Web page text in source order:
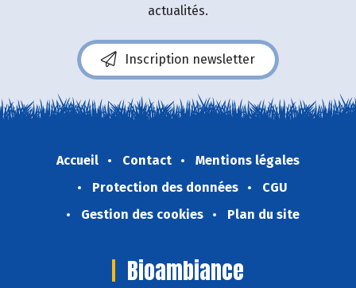
actualités.
Inscription newsletter
Accueil Contact
Mentions légales
Protection des données
CGU
Gestion des cookies
Plan du site
Bioambiance